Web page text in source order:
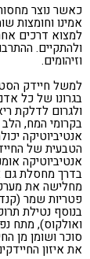
כאשר נוצר מחסור
אמינו וחומצות
למצוא דרכים
ולהתקיים.
וזיהומים.
למשל חיידק
בגרונו של כל
ולגרום לדלקת
בקרומי המח,
אנטיביוטיקה
הטבעית של
אנטיביוטיקה
בדרך מחסלת גם
מחלישה את
פטריות שמר
בנוסף נטילת
ואולקוס), מתח
סוכר ושומן מן
את איזון